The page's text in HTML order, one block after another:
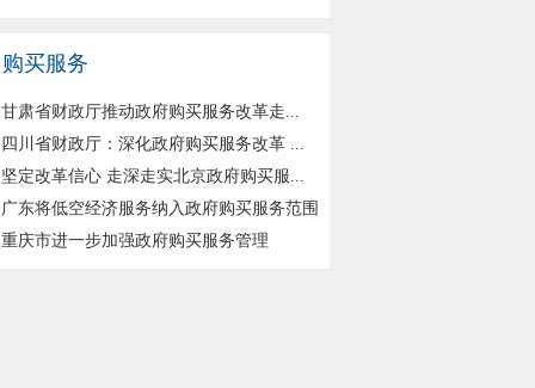
购买服务
甘肃省财政厅推动政府购买服务改革走...
四川省财政厅：深化政府购买服务改革 ...
坚定改革信心 走深走实北京政府购买服...
广东将低空经济服务纳入政府购买服务范围
重庆市进一步加强政府购买服务管理